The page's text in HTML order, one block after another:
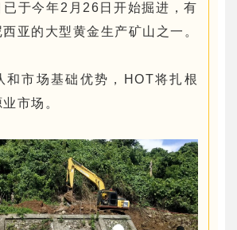
已于今年2月26日开始掘进，有
亚的大型黄金生产矿山之一。
和市场基础优势，HOT将扎根
市场。